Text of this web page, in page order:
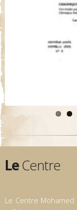
Le Centre
le Développement